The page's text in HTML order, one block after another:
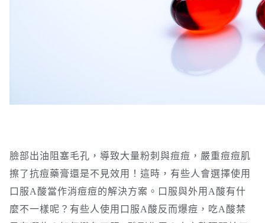
臉部出油阻塞毛孔，導致大量粉刺與痘痘，嚴重痘痘肌
擦了抗痘藥膏還是不見效用！這時，有些人會選擇使用
口服A酸當作消痘痘的解決方案。口服與外用A酸有什
麼不一樣呢？有些人使用口服A酸反而爆痘，吃A酸禁